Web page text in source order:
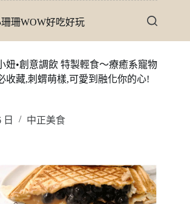
珊WOW好吃好玩
妞•創意調飲 特製輕食〜療癒系寵物
收藏,刺蝟萌樣,可愛到融化你的心!
日 中正美食